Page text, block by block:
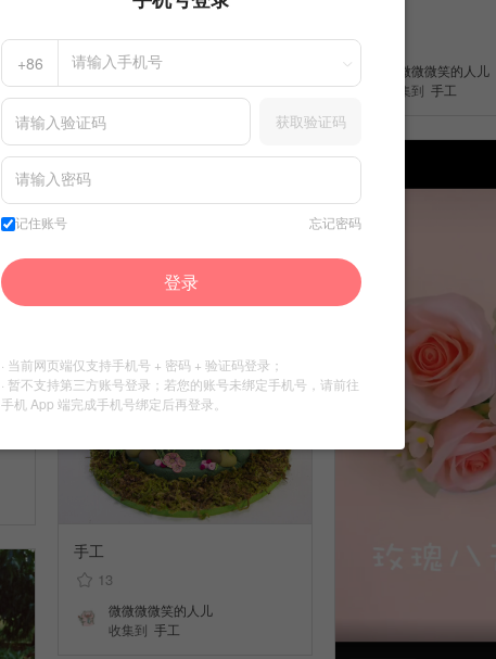
微微微微笑的人儿
收集到 手工
手工
4
收集到手工
手工
13
微微微微笑的人儿
收集到 手工
+86
获取验证码
记住账号 忘记密码
登录
· 当前网页端仅支持手机号 + 密码 + 验证码登录；
· 暂不支持第三方账号登录；若您的账号未绑定手机号，请前往
手机 App 端完成手机号绑定后再登录。